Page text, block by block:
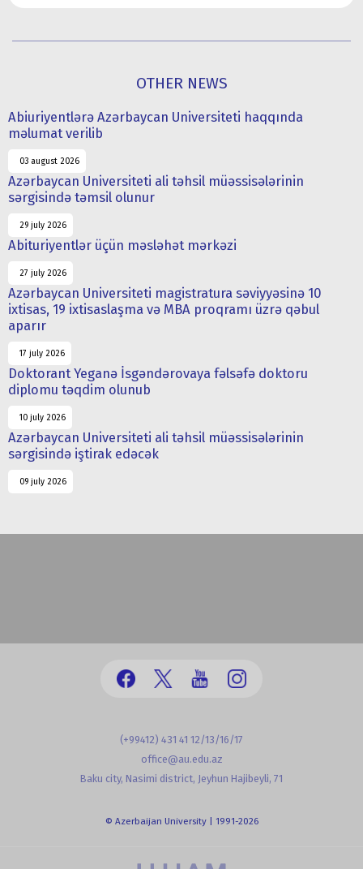
OTHER NEWS
Abiuriyentlərə Azərbaycan Universiteti haqqında
məlumat verilib
03 august 2026
Azərbaycan Universiteti ali təhsil müəssisələrinin
sərgisində təmsil olunur
29 july 2026
Abituriyentlər üçün məsləhət mərkəzi
27 july 2026
Azərbaycan Universiteti magistratura səviyyəsinə 10
ixtisas, 19 ixtisaslaşma və MBA proqramı üzrə qəbul
aparır
17 july 2026
Doktorant Yeganə İsgəndərovaya fəlsəfə doktoru
diplomu təqdim olunub
10 july 2026
Azərbaycan Universiteti ali təhsil müəssisələrinin
sərgisində iştirak edəcək
09 july 2026
(+99412) 431 41 12/13/16/17
office@au.edu.az
Baku city, Nasimi district, Jeyhun Hajibeyli, 71
© Azerbaijan University | 1991-2026